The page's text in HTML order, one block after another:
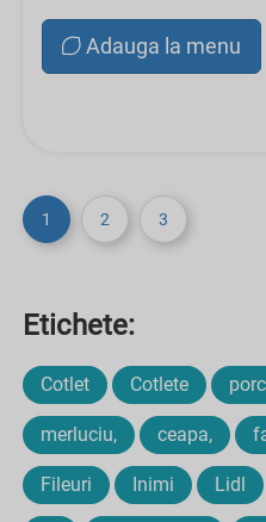
Adauga la menu
1 2 3
Etichete:
Cotlet Cotlete porc
merluciu, ceapa,
Fileuri Inimi Lidl